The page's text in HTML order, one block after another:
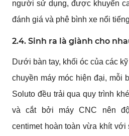
người sử dụng, được khuyến
đánh giá và phê bình xe nổi
2.4. Sinh ra là giành cho
Dưới bàn tay, khối óc của các
chuyền máy móc hiện đại, mỗi
Soluto đều trải qua quy trình
và cắt bởi máy CNC nên
centimet hoàn toàn vừa khít với